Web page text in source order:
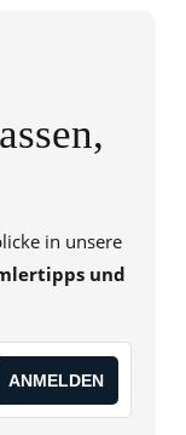
in unsere
und